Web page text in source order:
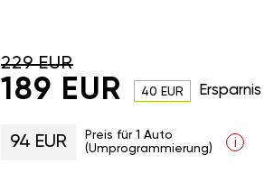
229 EUR
189 EUR 40 EUR Ersparnis
94 EUR
Preis für 1 Auto
(Umprogrammierung)
i